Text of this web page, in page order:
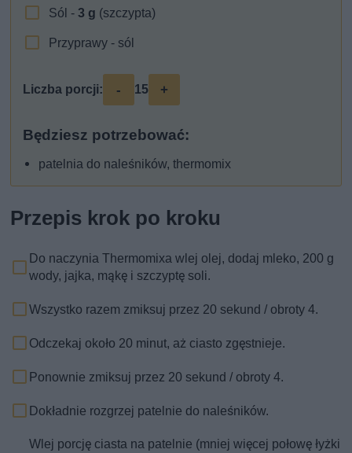
Sól -3 g (szczypta)
Przyprawy - sól
Liczba porcji: - 15 +
Będziesz potrzebować:
patelnia do naleśników, thermomix
Przepis krok po kroku
Do naczynia Thermomixa wlej olej, dodaj mleko, 200 g
wody, jajka, mąkę i szczyptę soli.
Wszystko razem zmiksuj przez 20 sekund / obroty 4.
Odczekaj około 20 minut, aż ciasto zgęstnieje.
Ponownie zmiksuj przez 20 sekund / obroty 4.
Dokładnie rozgrzej patelnie do naleśników.
Wlej porcję ciasta na patelnie (mniej więcej połowę łyżki